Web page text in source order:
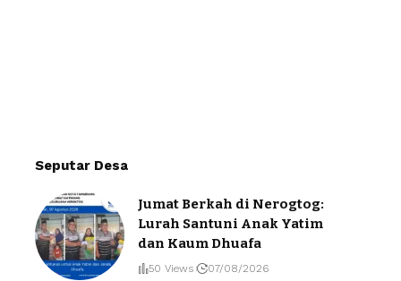
Seputar Desa
Jumat Berkah di Nerogtog:
Lurah Santuni Anak Yatim
dan Kaum Dhuafa
50 Views 07/08/2026